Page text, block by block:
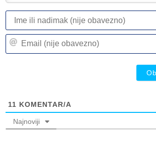
11 KOMENTAR/A
Najnoviji